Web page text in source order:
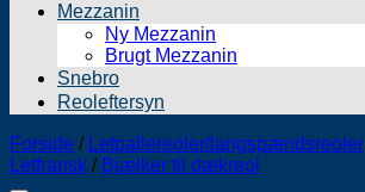
Mezzanin
Ny Mezzanin
Brugt Mezzanin
Snebro
Reoleftersyn
Forside / Letpallereoler/langspændsreoler
Letfransk / Bjælker til dækreol